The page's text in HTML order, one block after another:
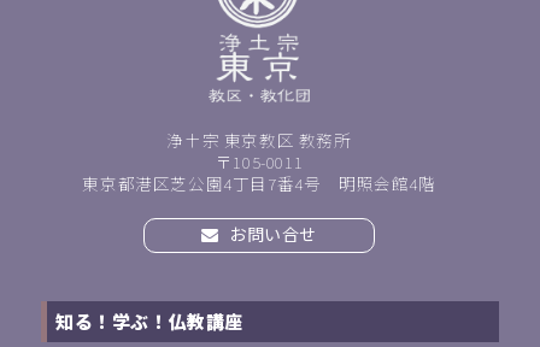
浄土宗 東京教区 教務所
〒105-0011
東京都港区芝公園4丁目7番4号 明照会館4階
お問い合せ
知る！学ぶ！仏教講座